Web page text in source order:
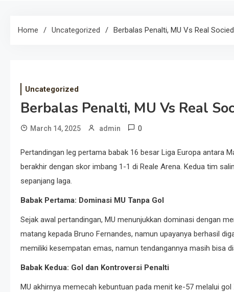
Home Uncategorized Berbalas Penalti, MU Vs Real
Uncategorized
Berbalas Penalti, MU Vs Real
March 14, 2025 admin 0
Pertandingan leg pertama babak 16 besar Liga Europa antara
berakhir dengan skor imbang 1-1 di Reale Arena. Kedua tim
sepanjang laga.
Babak Pertama: Dominasi MU Tanpa Gol
Sejak awal pertandingan, MU menunjukkan dominasi dengan
matang kepada Bruno Fernandes, namun upayanya berhasil
memiliki kesempatan emas, namun tendangannya masih bisa
Babak Kedua: Gol dan Kontroversi Penalti
MU akhirnya memecah kebuntuan pada menit ke-57 melalui